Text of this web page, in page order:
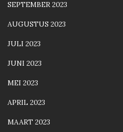
SEPTEMBER 2023
AUGUSTUS 2023
JULI 2023
JUNI 2023
MEI 2023
APRIL 2023
MAART 2023